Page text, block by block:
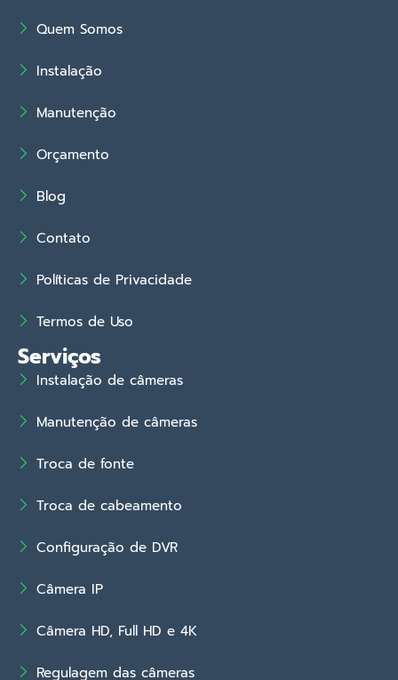
Quem Somos
Instalação
Manutenção
Orçamento
Blog
Contato
Políticas de Privacidade
Termos de Uso
Serviços
Instalação de câmeras
Manutenção de câmeras
Troca de fonte
Troca de cabeamento
Configuração de DVR
Câmera IP
Câmera HD, Full HD e 4K
Regulagem das câmeras